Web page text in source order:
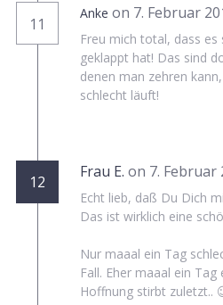
11
Anke on 7. Februar
Freu mich total, dass
geklappt hat! Das sind
denen man zehren
schlecht läuft!
12
Frau E. on 7. Februar
Echt lieb, daß Du Dich
Das ist wirklich eine
Nur maaal ein Tag
Fall. Eher maaal ein
Hoffnung stirbt zuletzt..